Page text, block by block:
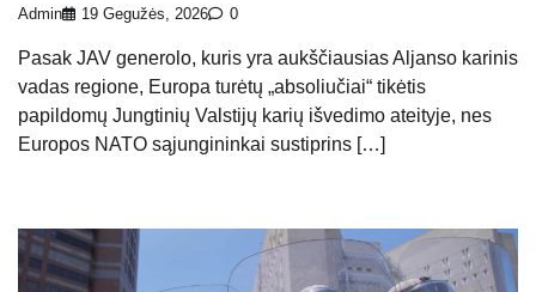
Admin 19 Gegužės, 2026 0
Pasak JAV generolo, kuris yra aukščiausias Aljanso karinis
vadas regione, Europa turėtų „absoliučiai“ tikėtis
papildomų Jungtinių Valstijų karių išvedimo ateityje, nes
Europos NATO sąjungininkai sustiprins […]